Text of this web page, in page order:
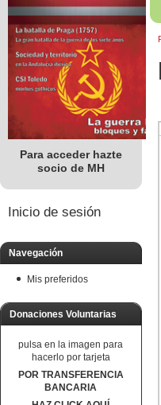
Para acceder hazte
socio de MH
Inicio de sesión
Navegación
Mis preferidos
Donaciones Voluntarias
pulsa en la imagen para
hacerlo por tarjeta
POR TRANSFERENCIA
BANCARIA